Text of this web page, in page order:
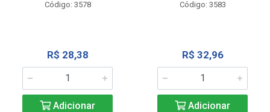
Código: 3578
R$ 28,38
Adicionar
Código: 3583
R$ 32,96
Adicionar